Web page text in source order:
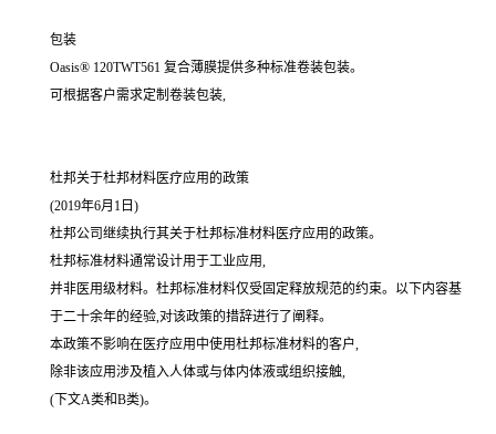
包装
Oasis® 120TWT561 复合薄膜提供多种标准卷装包装。
可根据客户需求定制卷装包装,
杜邦关于杜邦材料医疗应用的政策
(2019年6月1日)
杜邦公司继续执行其关于杜邦标准材料医疗应用的政策。
杜邦标准材料通常设计用于工业应用,
并非医用级材料。杜邦标准材料仅受固定释放规范的约束。以下内容基
于二十余年的经验,对该政策的措辞进行了阐释。
本政策不影响在医疗应用中使用杜邦标准材料的客户,
除非该应用涉及植入人体或与体内体液或组织接触,
(下文A类和B类)。